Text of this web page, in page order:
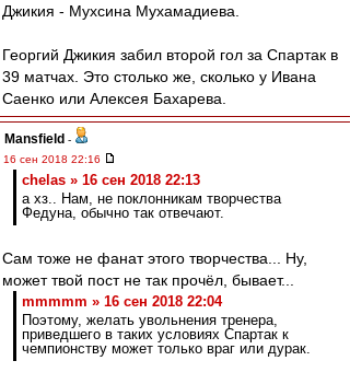
Джикия - Мухсина Мухамадиева.
Георгий Джикия забил второй гол за Спартак в
39 матчах. Это столько же, сколько у Ивана
Саенко или Алексея Бахарева.
Mansfield -
16 сен 2018 22:16
chelas » 16 сен 2018 22:13
а хз.. Нам, не поклонникам творчества
Федуна, обычно так отвечают.
Сам тоже не фанат этого творчества... Ну,
может твой пост не так прочёл, бывает...
mmmmm » 16 сен 2018 22:04
Поэтому, желать увольнения тренера,
приведшего в таких условиях Спартак к
чемпионству может только враг или дурак.